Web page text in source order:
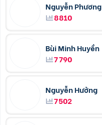
Nguyễn Phương
8810
Bùi Minh Huyền
7790
Nguyễn Hưởng
7502